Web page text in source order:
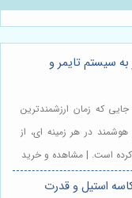
به سیستم تایمر و
جایی که زمان ارزشمندترین
هوشمند در هر زمینه ای، از
کرده است. | مشاهده و خرید
استیل و قدرت